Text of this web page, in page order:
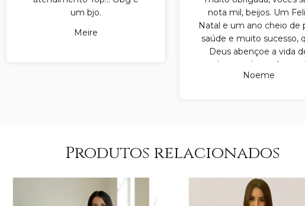
um bjo.
Meire
nota mil, beijos. Um
Natal e um ano cheio de
saúde e muito sucesso,
Deus abençoe a vida
cada uma de vocês,
obrigada.
Noeme
Produtos relacionados